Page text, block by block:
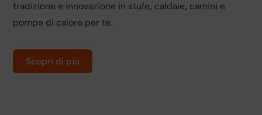
tradizione e innovazione in stufe, caldaie, camini e
pompe di calore per te.
Scopri di più